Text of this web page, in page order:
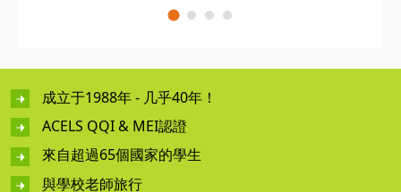
成立于1988年 - 几乎40年！
ACELS QQI & MEI認證
來自超過65個國家的學生
與學校老師旅行